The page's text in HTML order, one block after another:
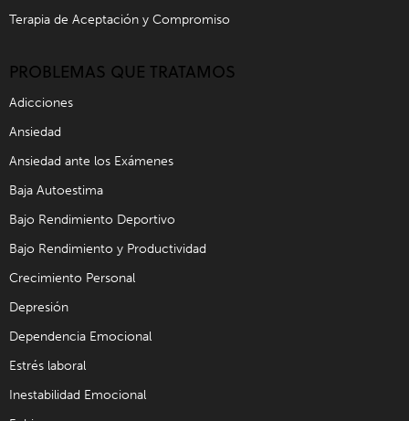
Terapia de Aceptación y Compromiso
PROBLEMAS QUE TRATAMOS
Adicciones
Ansiedad
Ansiedad ante los Exámenes
Baja Autoestima
Bajo Rendimiento Deportivo
Bajo Rendimiento y Productividad
Crecimiento Personal
Depresión
Dependencia Emocional
Estrés laboral
Inestabilidad Emocional